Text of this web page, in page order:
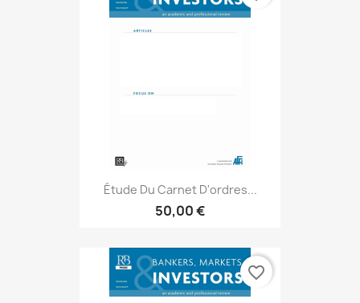
Étude Du Carnet D'ordres...
50,00 €
favorite_border